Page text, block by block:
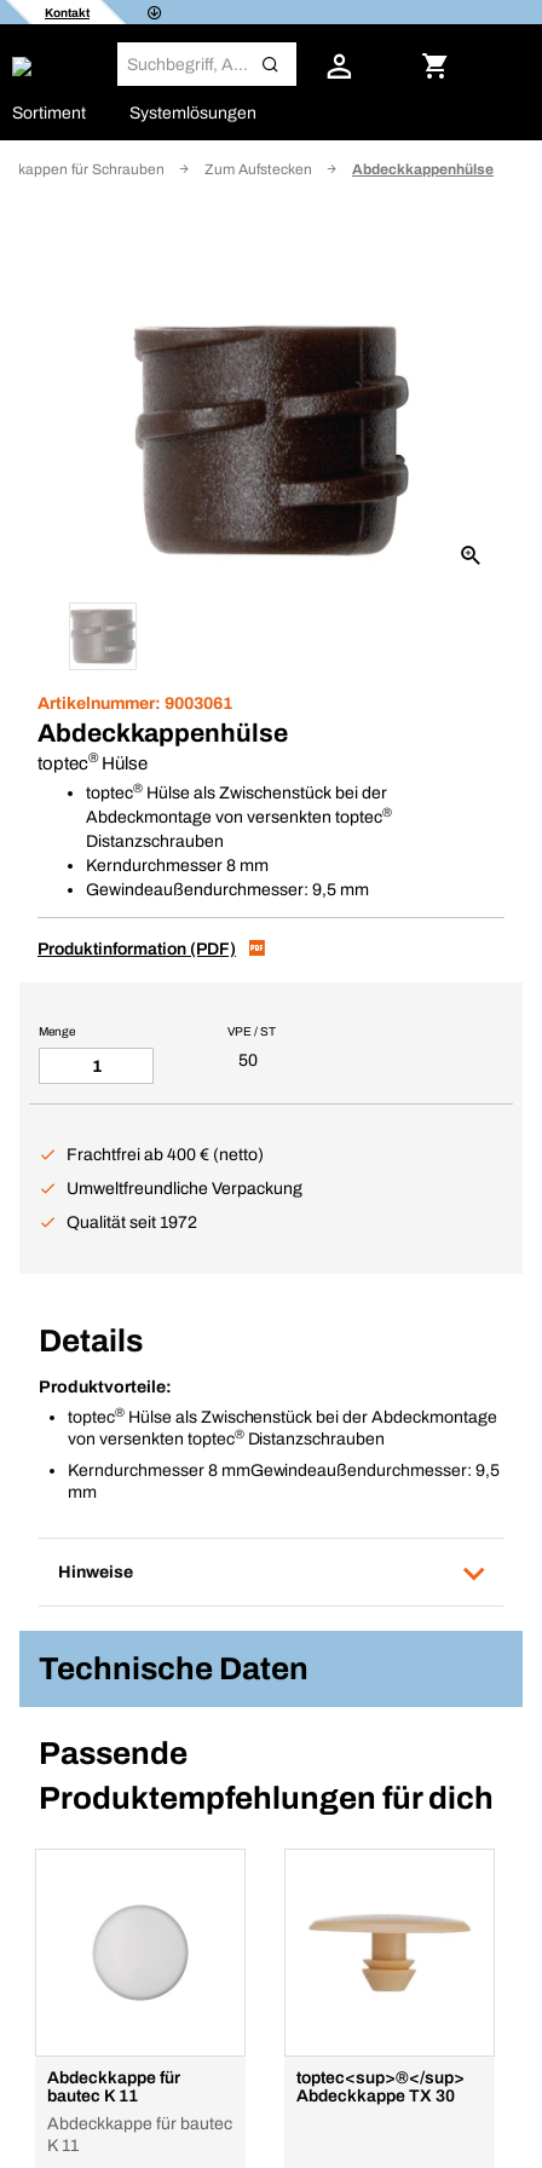
Kontakt
Sortiment Systemlösungen
für Schrauben Zum Aufstecken Abdeckkappenhülse
Artikelnummer: 9003061
Abdeckkappenhülse
toptec®Hülse
toptec® Hülse als Zwischenstück bei der
Abdeckmontage von versenkten toptec®
Distanzschrauben
Kerndurchmesser 8 mm
Gewindeaußendurchmesser: 9,5 mm
Produktinformation (PDF)
VPE / ST
50
Menge
Frachtfrei ab 400 € (netto)
Umweltfreundliche Verpackung
Qualität seit 1972
Details
Produktvorteile:
toptec®Hülse als Zwischenstück bei der Abdeckmontage
von versenkten toptec®Distanzschrauben
Kerndurchmesser 8 mmGewindeaußendurchmesser: 9,5
mm
Hinweise
Technische Daten
Passende
Produktempfehlungen für dich
Abdeckkappe für
bautec K 11
Abdeckkappe für bautec
K 11
toptec<sup>®</sup>
Abdeckkappe TX 30